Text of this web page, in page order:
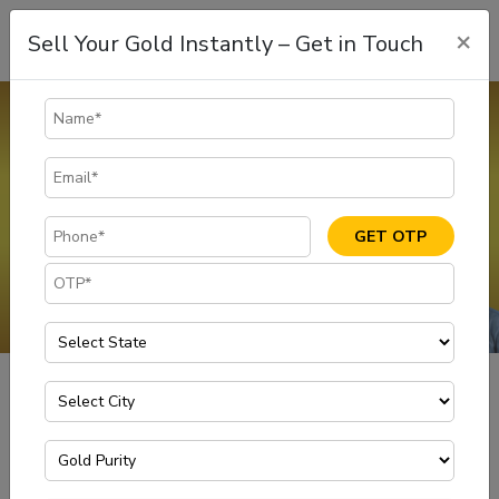
Gold Buyers in Indore
If you are looking for fast cash, you can sell gold at the best rates
in Indore through Muthoot Gold Point, one of the most Safe &
Most Trusted gold buyers in Indore.
GET IN TOUCH
Home इंदौर में सोने के खरीदार
मुथूट गोल्ड पॉइंट पर तत्काल नकद के लिए इंदौर में अपना
सोना बेचें
Sell Your Gold Instantly – Get in Touch ×
GET OTP